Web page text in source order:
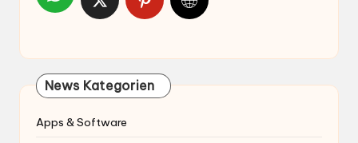
News Kategorien
Apps & Software